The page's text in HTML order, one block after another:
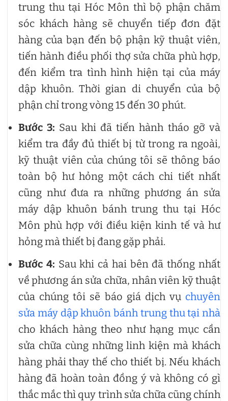
trung thu tại Hóc Môn thì bộ phận chăm
sóc khách hàng sẽ chuyển tiếp đơn đặt
hàng của bạn đến bộ phận kỹ thuật viên,
tiến hành điều phối thợ sửa chữa phù hợp,
đến kiểm tra tình hình hiện tại của máy
dập khuôn. Thời gian di chuyển của bộ
phận chỉ trong vòng 15 đến 30 phút.
Bước 3: Sau khi đã tiến hành tháo gỡ và
kiểm tra đầy đủ thiết bị từ trong ra ngoài,
kỹ thuật viên của chúng tôi sẽ thông báo
toàn bộ hư hỏng một cách chi tiết nhất
cũng như đưa ra những phương án sửa
máy dập khuôn bánh trung thu tại Hóc
Môn phù hợp với điều kiện kinh tế và hư
hỏng mà thiết bị đang gặp phải.
Bước 4: Sau khi cả hai bên đã thống nhất
về phương án sửa chữa, nhân viên kỹ thuật
của chúng tôi sẽ báo giá dịch vụ chuyên
sửa máy dập khuôn bánh trung thu tại nhà
cho khách hàng theo như hạng mục cần
sửa chữa cùng những linh kiện mà khách
hàng phải thay thế cho thiết bị. Nếu khách
hàng đã hoàn toàn đồng ý và không có gì
thắc mắc thì quy trình sửa chữa cũng chính